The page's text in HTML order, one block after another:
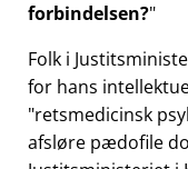
forbindelsen?
Folk i
for hans
retsmedicinsk
afsløre pædofile